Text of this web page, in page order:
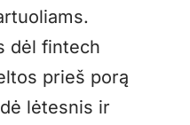
dėl fintech
prieš porą
lėtesnis ir